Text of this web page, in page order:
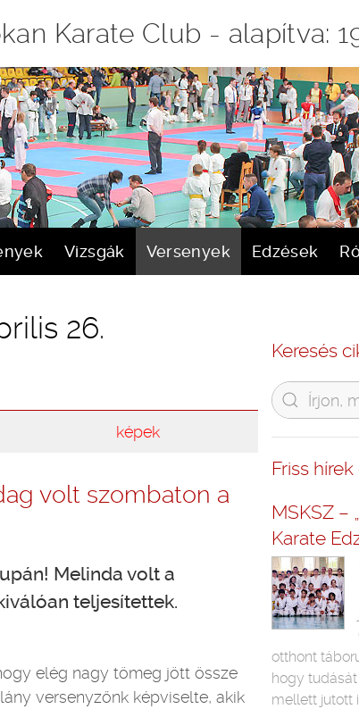
Karate Club - alapítva:
Vizsgák Versenyek Edzések
26.
képek
volt szombaton a
Melinda volt a
teljesítettek.
elég nagy tömeg jött össze
versenyzőnk képviselte, akik
Keresés
Friss
MSKSZ –
Karate
otthont
hogy
mellett jutott